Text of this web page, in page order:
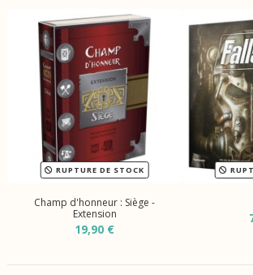
RUPTURE DE STOCK
Champ d'honneur : Siège -
Extension
19,90 €